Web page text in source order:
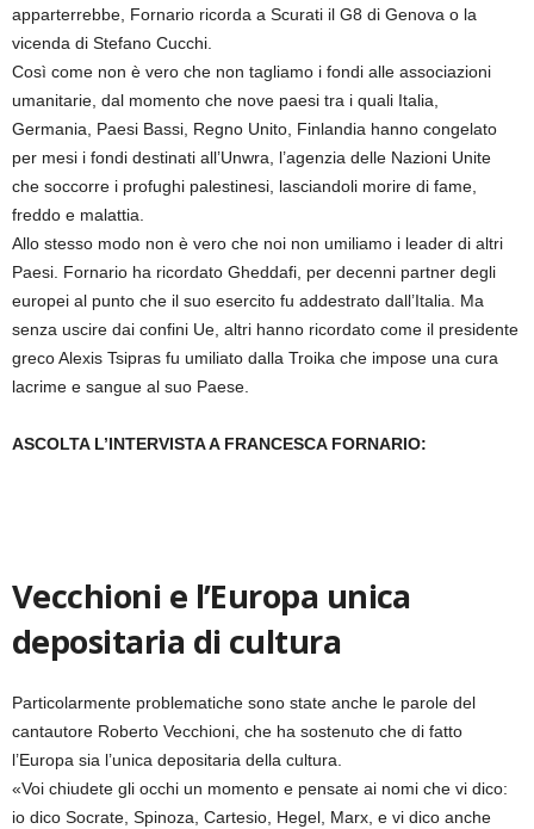
apparterrebbe, Fornario ricorda a Scurati il G8 di Genova o la
vicenda di Stefano Cucchi.
Così come non è vero che non tagliamo i fondi alle associazioni
umanitarie, dal momento che nove paesi tra i quali Italia,
Germania, Paesi Bassi, Regno Unito, Finlandia hanno congelato
per mesi i fondi destinati all’Unwra, l’agenzia delle Nazioni Unite
che soccorre i profughi palestinesi, lasciandoli morire di fame,
freddo e malattia.
Allo stesso modo non è vero che noi non umiliamo i leader di altri
Paesi. Fornario ha ricordato Gheddafi, per decenni partner degli
europei al punto che il suo esercito fu addestrato dall’Italia. Ma
senza uscire dai confini Ue, altri hanno ricordato come il presidente
greco Alexis Tsipras fu umiliato dalla Troika che impose una cura
lacrime e sangue al suo Paese.
ASCOLTA L’INTERVISTA A FRANCESCA FORNARIO:
Vecchioni e l’Europa unica
depositaria di cultura
Particolarmente problematiche sono state anche le parole del
cantautore Roberto Vecchioni, che ha sostenuto che di fatto
l’Europa sia l’unica depositaria della cultura.
«Voi chiudete gli occhi un momento e pensate ai nomi che vi dico:
io dico Socrate, Spinoza, Cartesio, Hegel, Marx, e vi dico anche